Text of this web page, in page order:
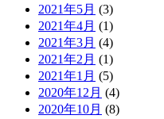
2021年5月 (3)
2021年4月 (1)
2021年3月 (4)
2021年2月 (1)
2021年1月 (5)
2020年12月 (4)
2020年10月 (8)